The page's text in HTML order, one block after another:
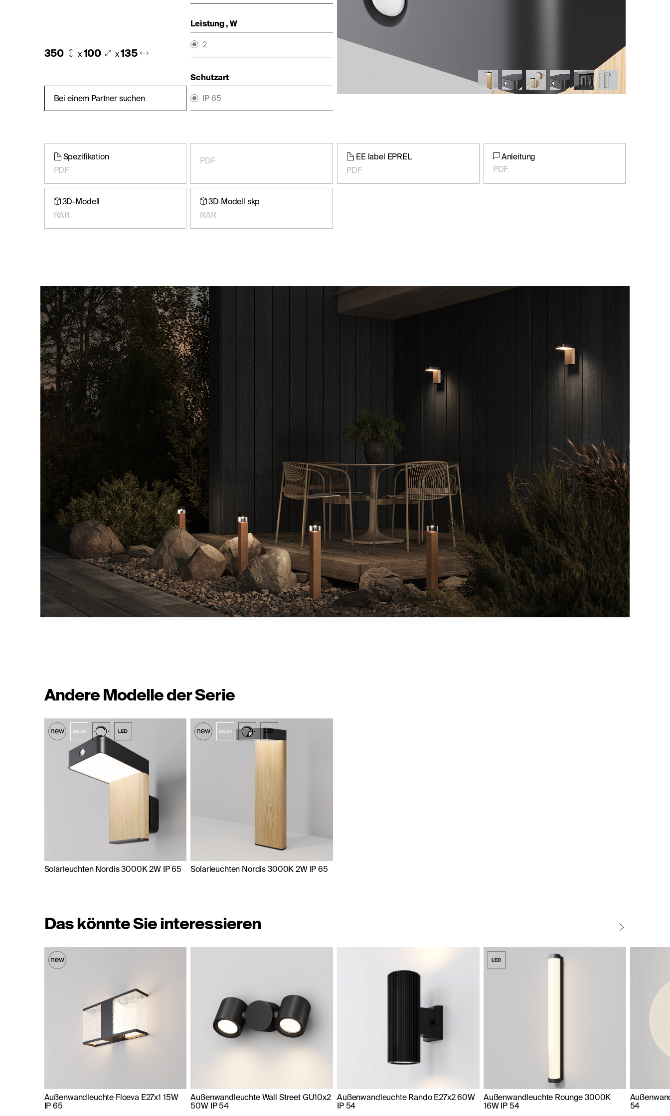
350 x 100 x135
Bei einem Partner suchen
Leistung , W
2
Schutzart
IP 65
Spezifikation
PDF
PDF
EE label EPREL
PDF
Anleitung
PDF
3D-Modell
RAR
3D Modell skp
RAR
Andere Modelle der Serie
Solarleuchten Nordis 3000K 2W IP 65 Solarleuchten Nordis 3000K 2W IP 65
Das könnte Sie interessieren
Außenwandleuchte Floeva E27x1 15W
IP 65
Außenwandleuchte Wall Street GU10x2
50W IP 54
Außenwandleuchte Rando E27x2 60W
IP 54
Außenwandleuchte Rounge 3000K
16W IP 54
54